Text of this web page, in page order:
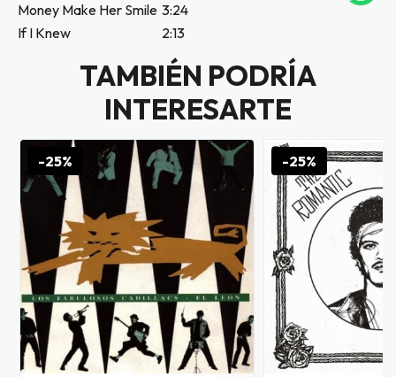
web
JUGAR
Money Make Her Smile 3:24
If I Knew
2:13
TAMBIÉN PODRÍA
INTERESARTE
-25% -25%